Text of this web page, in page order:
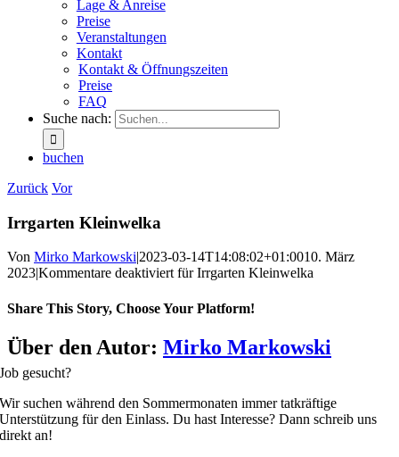
Lage & Anreise
Preise
Veranstaltungen
Kontakt
Kontakt & Öffnungszeiten
Preise
FAQ
Suche nach:
buchen
Zurück Vor
Irrgarten Kleinwelka
Von Mirko Markowski|2023-03-14T14:08:02+01:0010. März
2023|Kommentare deaktiviertfür Irrgarten Kleinwelka
Share This Story, Choose Your Platform!
Über den Autor: Mirko Markowski
Job gesucht?
Wir suchen während den Sommermonaten immer tatkräftige
Unterstützung für den Einlass. Du hast Interesse? Dann schreib uns
direkt an!